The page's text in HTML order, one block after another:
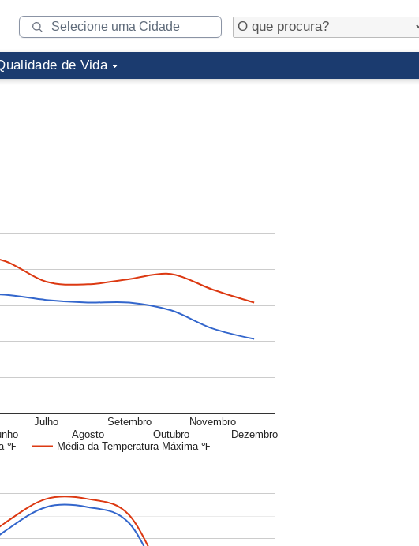
de Vida
℉ Média da Temperatura Máxima ℉
Julho
Agosto
Setembro
Outubro
Novembro
Dezembro